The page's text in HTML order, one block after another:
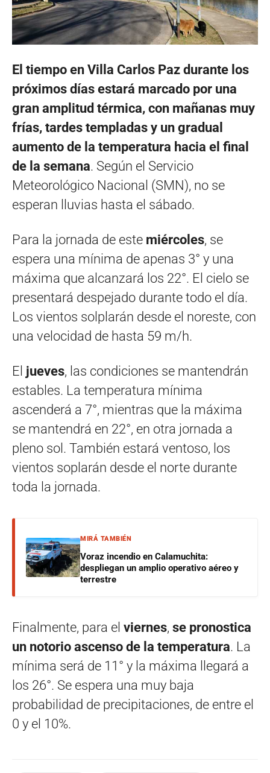
El tiempo en Villa Carlos Paz durante los
próximos días estará marcado por una
gran amplitud térmica, con mañanas muy
frías, tardes templadas y un gradual
aumento de la temperatura hacia el final
de la semana. Según el Servicio
Meteorológico Nacional (SMN), no se
esperan lluvias hasta el sábado.
Para la jornada de este miércoles, se
espera una mínima de apenas 3° y una
máxima que alcanzará los 22°. El cielo se
presentará despejado durante todo el día.
Los vientos solplarán desde el noreste, con
una velocidad de hasta 59 m/h.
El jueves, las condiciones se mantendrán
estables. La temperatura mínima
ascenderá a 7°, mientras que la máxima
se mantendrá en 22°, en otra jornada a
pleno sol. También estará ventoso, los
vientos soplarán desde el norte durante
toda la jornada.
MIRÁ TAMBIÉN
Voraz incendio en Calamuchita:
despliegan un amplio operativo aéreo y
terrestre
Finalmente, para el viernes, se pronostica
un notorio ascenso de la temperatura. La
mínima será de 11° y la máxima llegará a
los 26°. Se espera una muy baja
probabilidad de precipitaciones, de entre el
0 y el 10%.